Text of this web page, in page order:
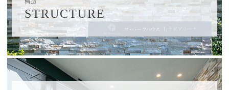
STRUCTURE